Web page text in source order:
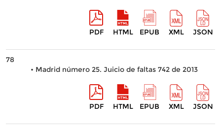
PDF HTML EPUB XML JSON
78
• Madrid número 25. Juicio de faltas 742 de 2013
PDF HTML EPUB XML JSON